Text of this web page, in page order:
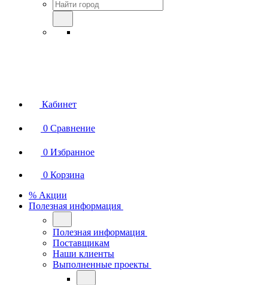
Кабинет
0 Сравнение
0 Избранное
0 Корзина
% Акции
Полезная информация
Полезная информация
Поставщикам
Наши клиенты
Выполненные проекты